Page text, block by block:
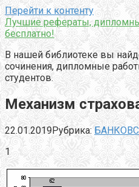
Перейти к контенту
Лучшие рефераты,
бесплатно!
В нашей библиотеке вы
сочинения, дипломные
студентов.
Механизм
22.01.2019Рубрика:
1